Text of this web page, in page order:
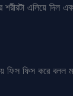
এলিয়ে দিল
ফিস ফিস করে বলল